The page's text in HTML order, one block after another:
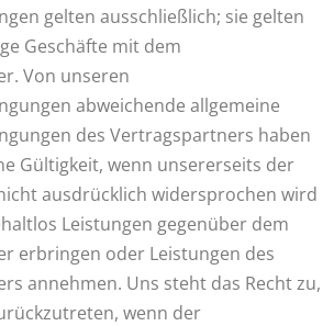
gelten ausschließlich; sie gelten
Geschäfte mit dem
Von unseren
abweichende allgemeine
des Vertragspartners haben
Gültigkeit, wenn unsererseits der
ausdrücklich widersprochen wird
Leistungen gegenüber dem
erbringen oder Leistungen des
annehmen. Uns steht das Recht zu,
wenn der